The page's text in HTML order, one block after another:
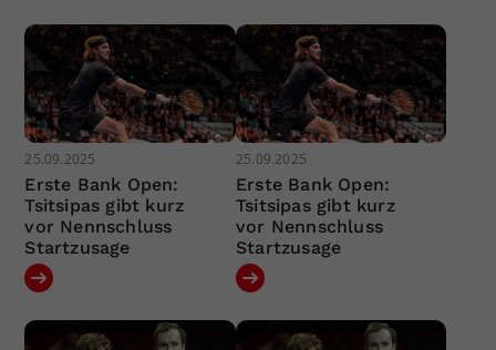
25.09.2025
Erste Bank Open:
Tsitsipas gibt kurz
vor Nennschluss
Startzusage
25.09.2025
Erste Bank Open:
Tsitsipas gibt kurz
vor Nennschluss
Startzusage